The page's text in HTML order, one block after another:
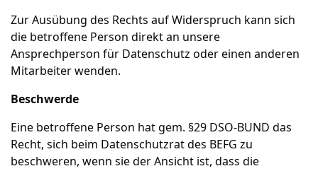
Zur Ausübung des Rechts auf Widerspruch kann sich
die betroffene Person direkt an unsere
Ansprechperson für Datenschutz oder einen anderen
Mitarbeiter wenden.
Beschwerde
Eine betroffene Person hat gem. §29 DSO-BUND das
Recht, sich beim Datenschutzrat des BEFG zu
beschweren, wenn sie der Ansicht ist, dass die